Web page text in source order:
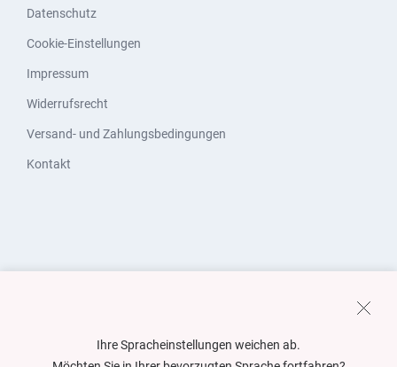
Datenschutz
Cookie-Einstellungen
Impressum
Widerrufsrecht
Versand- und Zahlungsbedingungen
Kontakt
Ihre Spracheinstellungen weichen ab.